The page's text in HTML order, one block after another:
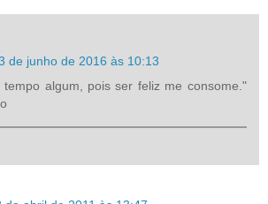
de junho de 2016 às 10:13
tempo algum, pois ser feliz me consome."